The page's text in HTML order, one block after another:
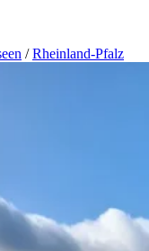
/Rheinland-Pfalz